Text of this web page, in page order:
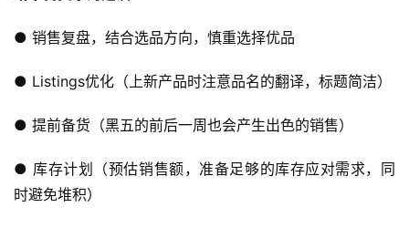
● 销售复盘，结合选品方向，慎重选择优品
● Listings优化（上新产品时注意品名的翻译，标题简洁）
● 提前备货（黑五的前后一周也会产生出色的销售）
● 库存计划（预估销售额，准备足够的库存应对需求，同
时避免堆积）